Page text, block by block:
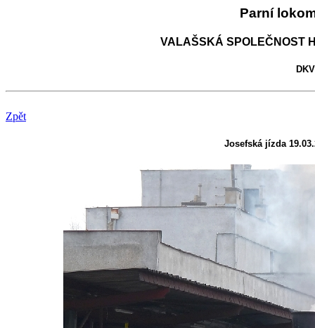
Parní
VALAŠSKÁ SPOLEČNOST
Zpět
Josefská jízda